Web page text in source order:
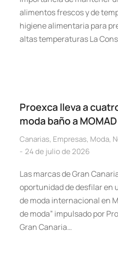
alimentos frescos y de
higiene alimentaria para
altas temperaturas La
Proexca lleva a
moda baño a
Canarias, Empresas, Moda,
24 de julio de 2026
Las marcas de Gran
oportunidad de desfilar en
de moda internacional en
de moda” impulsado por
Gran Canaria…